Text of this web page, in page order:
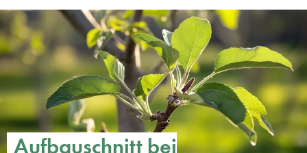
Aufbauschnitt bei